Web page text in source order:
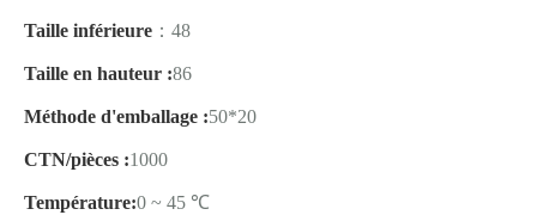
Taille inférieure ：48
Taille en hauteur :86
Méthode d'emballage :50*20
CTN/pièces :1000
Température:0 ~ 45 ℃